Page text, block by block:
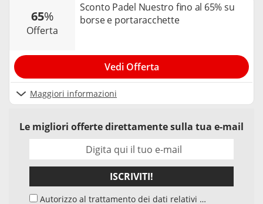
65%
offerta
Sconto Padel Nuestro fino al 65% su
borse e portaracchette
Maggiori informazioni
Vedi Offerta
Le migliori offerte direttamente sulla tua e-mail
ISCRIVITI!